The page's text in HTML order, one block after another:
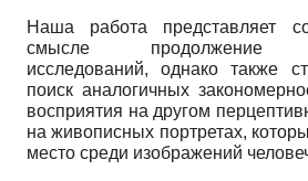
Наша работа представляет
смысле продолжение
исследований, однако также
поиск аналогичных
восприятия на другом
на живописных портретах,
место среди изображений